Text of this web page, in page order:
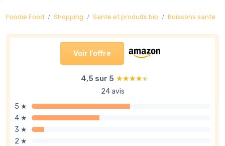
Foodie Food Shopping Sante et produits bio Boissons sante
Voir l'offre
4,5 sur 5 ★★★★★
★★★★★
24 avis
5 ★
4 ★
3 ★
2 ★